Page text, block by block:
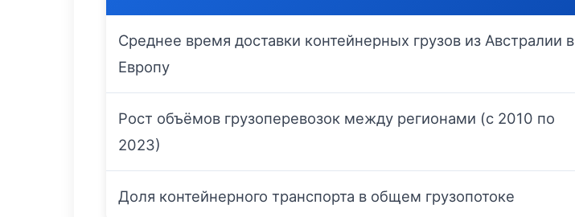
Среднее время доставки контейнерных грузов из Австралии в
Европу
Рост объёмов грузоперевозок между регионами (с 2010 по
2023)
Доля контейнерного транспорта в общем грузопотоке